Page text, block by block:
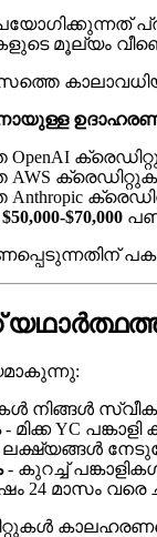
മൂല്യം
OpenAI
AWS
Anthropic
$70,000
നിങ്ങൾ
- മിക്ക YC
ലക്ഷ്യങ്ങൾ
- കുറച്ച്
24 മാസം